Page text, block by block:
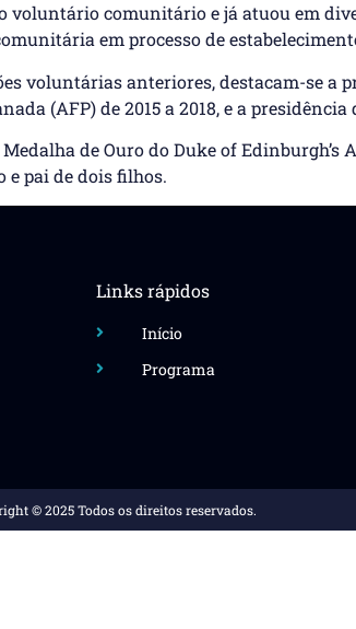
voluntário comunitário e já atuou em
em processo de
voluntárias anteriores, destacam-se a
(AFP) de 2015 a 2018, e a presidência
de Ouro do Duke of
e pai de dois filhos.
Links rápidos
Início
Programa
© 2025 Todos os direitos reservados.